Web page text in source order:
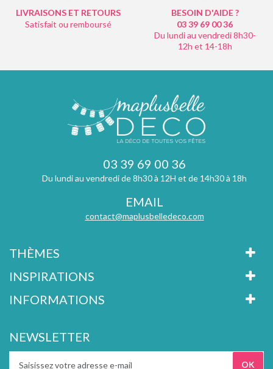
LIVRAISONS ET RETOURS
Satisfait ou remboursé
BESOIN D'AIDE ?
03 39 69 0036
Du lundi au vendredi 8h30-
12h et 14-18h
03 39 69 00 36
Du lundi au vendredi de 8h30 à 12H et de 14h30 à 18h
EMAIL
contact@maplusbelledeco.com
THÈMES
INSPIRATIONS
INFORMATIONS
NEWSLETTER